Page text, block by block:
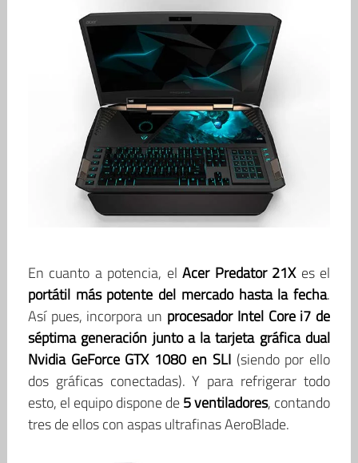
En cuanto a potencia, elAcer Predator 21Xes el
portátil más potente del mercado hasta la fecha.
Así pues, incorpora un procesador Intel Core i7 de
séptima generación junto a la tarjeta gráfica dual
Nvidia GeForce GTX 1080 en SLI(siendo por ello
dos gráficas conectadas). Y para refrigerar todo
esto, el equipo dispone de5 ventiladores, contando
tres de ellos con aspas ultrafinas AeroBlade.